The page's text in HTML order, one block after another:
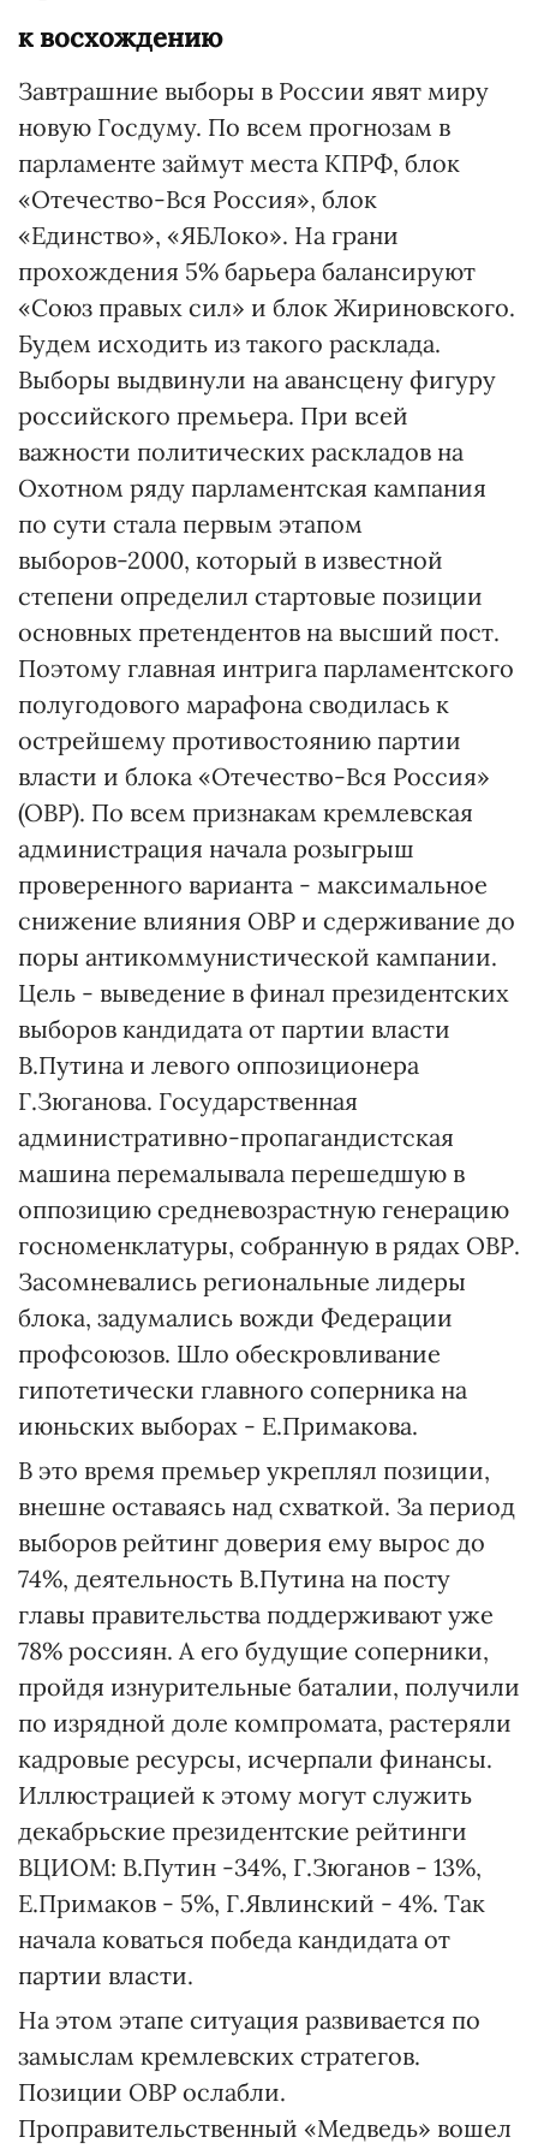
к восхождению
Завтрашние выборы в России явят миру
новую Госдуму. По всем прогнозам в
парламенте займут места КПРФ, блок
«Отечество-Вся Россия», блок
«Единство», «ЯБЛоко». На грани
прохождения 5% барьера балансируют
«Союз правых сил» и блок Жириновского.
Будем исходить из такого расклада.
Выборы выдвинули на авансцену фигуру
российского премьера. При всей
важности политических раскладов на
Охотном ряду парламентская кампания
по сути стала первым этапом
выборов-2000, который в известной
степени определил стартовые позиции
основных претендентов на высший пост.
Поэтому главная интрига парламентского
полугодового марафона сводилась к
острейшему противостоянию партии
власти и блока «Отечество-Вся Россия»
(ОВР). По всем признакам кремлевская
администрация начала розыгрыш
проверенного варианта - максимальное
снижение влияния ОВР и сдерживание до
поры антикоммунистической кампании.
Цель - выведение в финал президентских
выборов кандидата от партии власти
В.Путина и левого оппозиционера
Г.Зюганова. Государственная
административно-пропагандистская
машина перемалывала перешедшую в
оппозицию средневозрастную генерацию
госноменклатуры, собранную в рядах ОВР.
Засомневались региональные лидеры
блока, задумались вожди Федерации
профсоюзов. Шло обескровливание
гипотетически главного соперника на
июньских выборах - Е.Примакова.
В это время премьер укреплял позиции,
внешне оставаясь над схваткой. За период
выборов рейтинг доверия ему вырос до
74%, деятельность В.Путина на посту
главы правительства поддерживают уже
78% россиян. А его будущие соперники,
пройдя изнурительные баталии, получили
по изрядной доле компромата, растеряли
кадровые ресурсы, исчерпали финансы.
Иллюстрацией к этому могут служить
декабрьские президентские рейтинги
ВЦИОМ: В.Путин -34%, Г.Зюганов - 13%,
Е.Примаков - 5%, Г.Явлинский - 4%. Так
начала коваться победа кандидата от
партии власти.
На этом этапе ситуация развивается по
замыслам кремлевских стратегов.
Позиции ОВР ослабли.
Проправительственный «Медведь» вошел